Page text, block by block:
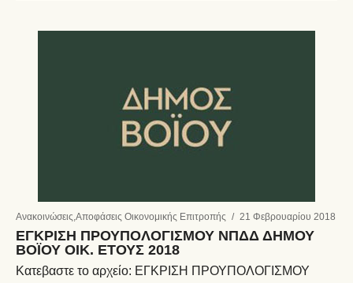
Ανακοινώσεις,Αποφάσεις Οικονομικής Επιτροπής / 21 Φεβρουαρίου 2018
ΕΓΚΡΙΣΗ ΠΡΟΥΠΟΛΟΓΙΣΜΟΥ ΝΠΔΔ ΔΗΜΟΥ
ΒΟΪΟΥ ΟΙΚ. ΕΤΟΥΣ 2018
Κατεβαστε το αρχείο: ΕΓΚΡΙΣΗ ΠΡΟΥΠΟΛΟΓΙΣΜΟΥ